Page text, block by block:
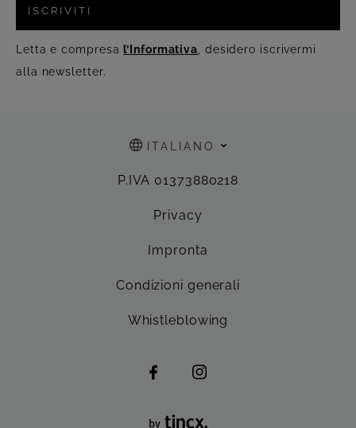
ISCRIVITI
Letta e compresa l’Informativa , desidero iscrivermi
alla newsletter.
ITALIANO
P.IVA 01373880218
Privacy
Impronta
Condizioni generali
Whistleblowing